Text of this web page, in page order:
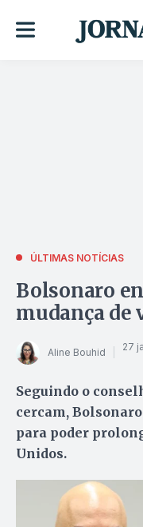
ÚLTIMAS NOTÍCIAS
Bolsonaro
mudança de
Aline Bouhid 27
Seguindo o
cercam,
para poder
Unidos.